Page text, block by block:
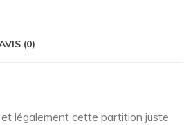
(0)
légalement cette partition juste